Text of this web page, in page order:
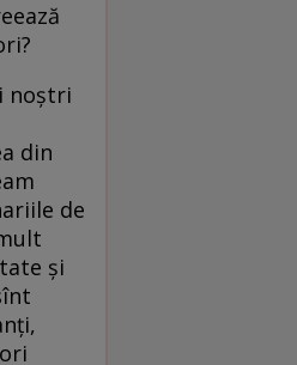
noștri
din
de
și